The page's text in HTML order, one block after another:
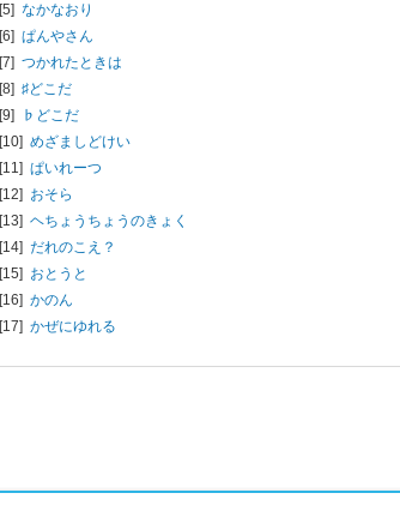
[5] なかなおり
[6] ぱんやさん
[7] つかれたときは
[8] ♯どこだ
[9]
♭どこだ
[10] めざましどけい
[11] ぱいれーつ
[12] おそら
[13] ヘちょうちょうのきょく
[14] だれのこえ？
[15] おとうと
[16] かのん
[17] かぜにゆれる